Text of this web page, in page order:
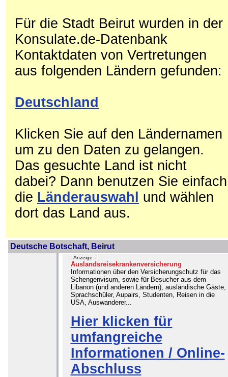
Für die Stadt Beirut wurden in der
Konsulate.de-Datenbank
Kontaktdaten von Vertretungen
aus folgenden Ländern gefunden:
Deutschland
Klicken Sie auf den Ländernamen
um zu den Daten zu gelangen.
Das gesuchte Land ist nicht
dabei? Dann benutzen Sie einfach
die Länderauswahl
und wählen
dort das Land aus.
Deutsche Botschaft, Beirut
- Anzeige -
Auslandsreisekrankenversicherung
Informationen über den Versicherungschutz für das
Schengenvisum, sowie für Besucher aus dem
Libanon (und anderen Ländern), ausländische Gäste,
Sprachschüler, Aupairs, Studenten, Reisen in die
USA, Auswanderer...
Hier klicken für
umfangreiche
Informationen / Online-
Abschluss